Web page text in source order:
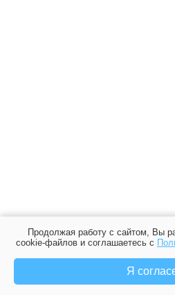
Продолжая работу с сайтом, Вы
cookie-файлов и соглашаетесь с
Я